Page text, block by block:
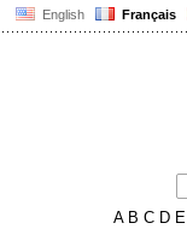
English Français
AB C D E